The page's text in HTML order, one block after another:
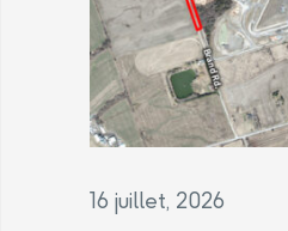
16 juillet, 2026